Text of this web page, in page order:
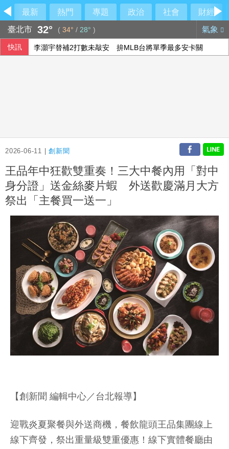
最新 熱門 專題 政治 社會
財經
臺北市 32° ( 34° / 28° ) 氣象
快訊 李灝宇替補2打數未敲安 拚MLB台將單季最多安卡關
2026-06-11 |創新聞
王品年中狂歡雙重奏！三大中餐內用「對中
身分證」送金絲麥片蝦 外送歡慶滿月大方
祭出「主餐買一送一」
【創新聞 編輯中心／台北報導】
迎戰炎夏聚餐與外送商機，餐飲龍頭王品集團線上
線下齊發，祭出重量級雙重優惠！線下實體餐廳由